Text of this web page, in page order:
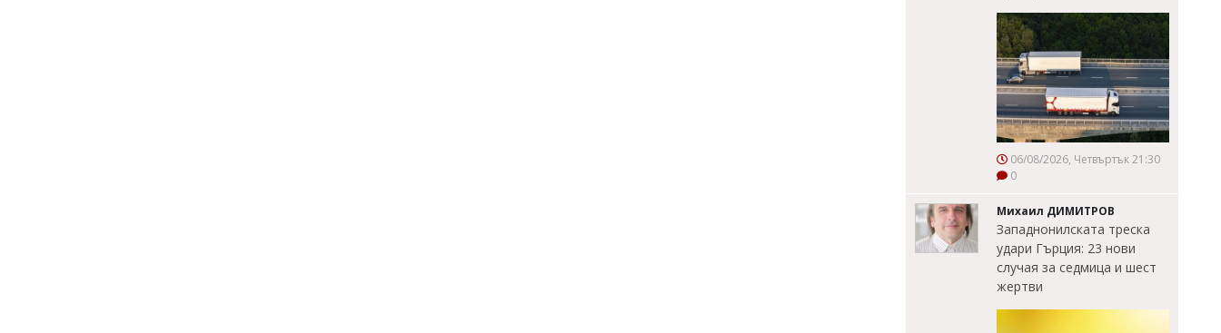
06/08/2026, Четвъртък 21:30
0
Михаил ДИМИТРОВ
Западнонилската треска
удари Гърция: 23 нови
случая за седмица и шест
жертви